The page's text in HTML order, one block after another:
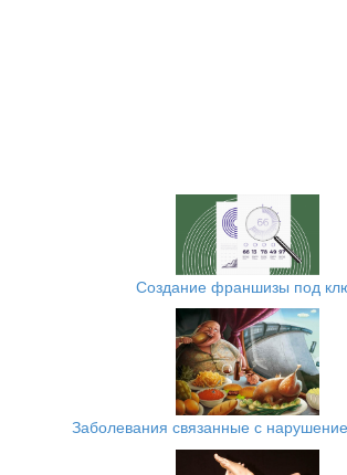
Создание франшизы под
Заболевания связанные с